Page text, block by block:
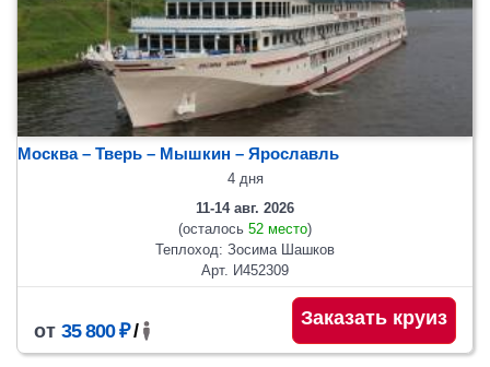
Москва – Тверь – Мышкин – Ярославль
4 дня
11-14 авг. 2026
(осталось 52 место)
Теплоход: Зосима Шашков
Арт. И452309
от 35 800 ₽/
Заказать круиз